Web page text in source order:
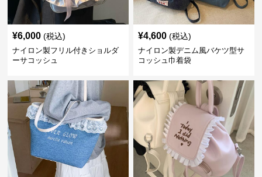
¥6,000 (税込)
ナイロン製フリル付きショルダ
ーサコッシュ
¥4,600 (税込)
ナイロン製デニム風バケツ型サ
コッシュ巾着袋